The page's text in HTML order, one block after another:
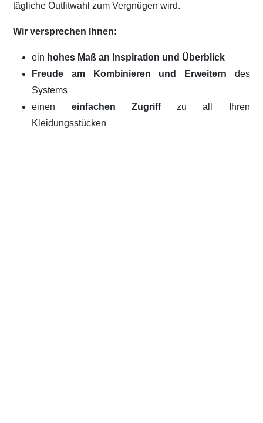
tägliche Outfitwahl zum Vergnügen wird.
Wir versprechen Ihnen:
ein hohes Maß an Inspiration und Überblick
Freude am Kombinieren und Erweitern des
Systems
einen einfachen Zugriffzu all Ihren
Kleidungsstücken